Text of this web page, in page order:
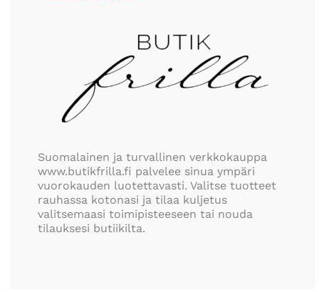
Suomalainen ja turvallinen verkkokauppa
www.butikfrilla.fi palvelee sinua ympäri
vuorokauden luotettavasti. Valitse tuotteet
rauhassa kotonasi ja tilaa kuljetus
valitsemaasi toimipisteeseen tai nouda
tilauksesi butiikilta.